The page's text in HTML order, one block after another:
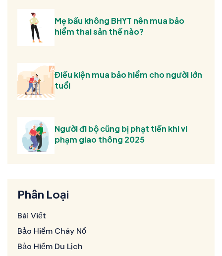
Mẹ bầu không BHYT nên mua bảo
hiểm thai sản thế nào?
Điều kiện mua bảo hiểm cho người lớn
tuổi
Người đi bộ cũng bị phạt tiền khi vi
phạm giao thông 2025
Phân Loại
Bài Viết
Bảo Hiểm Cháy Nổ
Bảo Hiểm Du Lịch